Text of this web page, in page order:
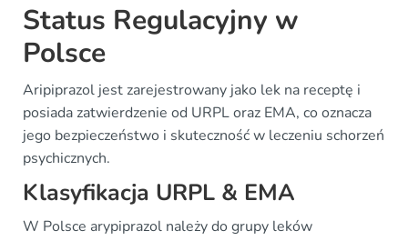
Status Regulacyjny w
Polsce
Aripiprazol jest zarejestrowany jako lek na receptę i
posiada zatwierdzenie od URPL oraz EMA, co oznacza
jego bezpieczeństwo i skuteczność w leczeniu schorzeń
psychicznych.
Klasyfikacja URPL & EMA
W Polsce arypiprazol należy do grupy leków